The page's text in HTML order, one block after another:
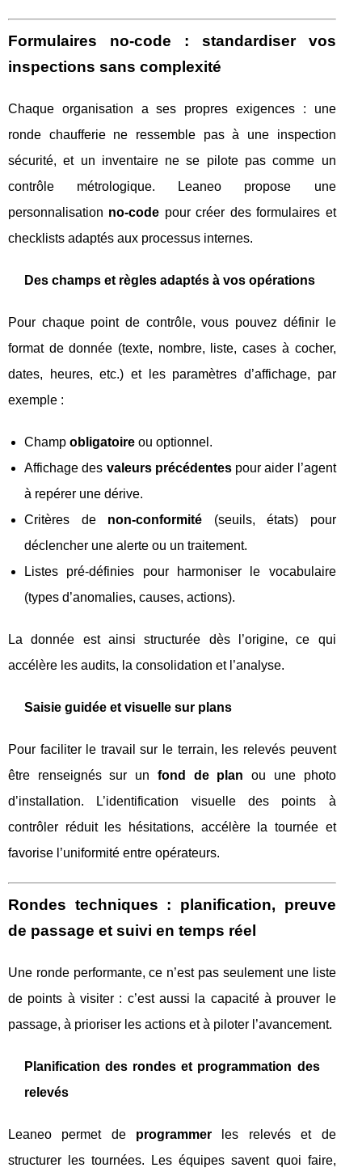
Formulaires no‑code : standardiser vos
inspections sans complexité
Chaque organisation a ses propres exigences : une
ronde chaufferie ne ressemble pas à une inspection
sécurité, et un inventaire ne se pilote pas comme un
contrôle métrologique. Leaneo propose une
personnalisation no‑code pour créer des formulaires et
checklists adaptés aux processus internes.
Des champs et règles adaptés à vos opérations
Pour chaque point de contrôle, vous pouvez définir le
format de donnée (texte, nombre, liste, cases à cocher,
dates, heures, etc.) et les paramètres d’affichage, par
exemple :
Champ obligatoire ou optionnel.
Affichage des valeurs précédentespour aider l’agent
à repérer une dérive.
Critères de non‑conformité (seuils, états) pour
déclencher une alerte ou un traitement.
Listes pré‑définies pour harmoniser le vocabulaire
(types d’anomalies, causes, actions).
La donnée est ainsi structurée dès l’origine, ce qui
accélère les audits, la consolidation et l’analyse.
Saisie guidée et visuelle sur plans
Pour faciliter le travail sur le terrain, les relevés peuvent
être renseignés sur un fond de plan ou une photo
d’installation. L’identification visuelle des points à
contrôler réduit les hésitations, accélère la tournée et
favorise l’uniformité entre opérateurs.
Rondes techniques : planification, preuve
de passage et suivi en temps réel
Une ronde performante, ce n’est pas seulement une liste
de points à visiter : c’est aussi la capacité à prouver le
passage, à prioriser les actions et à piloter l’avancement.
Planification des rondes et programmation des
relevés
Leaneo permet de programmer les relevés et de
structurer les tournées. Les équipes savent quoi faire,